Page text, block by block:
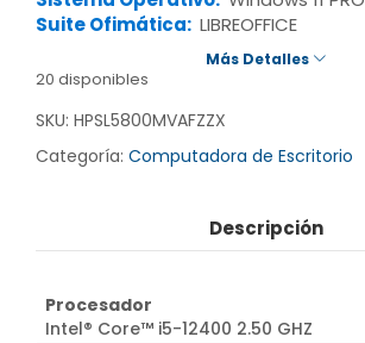
Suite Ofimática: LIBREOFFICE
Más Detalles
20 disponibles
SKU: HPSL5800MVAFZZX
Categoría: Computadora de Escritorio
Descripción
Procesador
Intel® Core™ i5-12400 2.50 GHZ